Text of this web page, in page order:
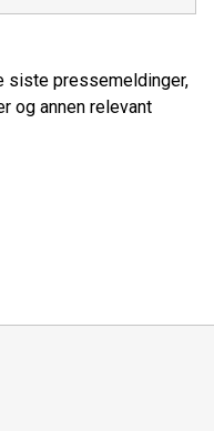
siste pressemeldinger,
og annen relevant